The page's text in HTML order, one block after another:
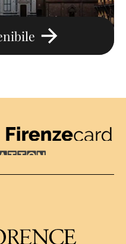
Firenze Card
Florence